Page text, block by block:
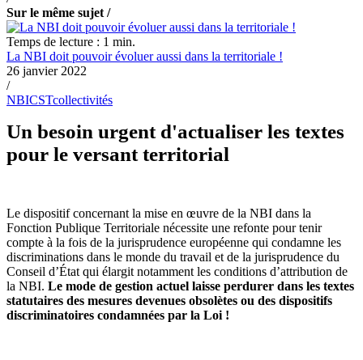
Sur le même sujet /
Temps de lecture : 1 min.
La NBI doit pouvoir évoluer aussi dans la territoriale !
26 janvier 2022
/
NBICSTcollectivités
Un besoin urgent d'actualiser les textes
pour le versant territorial
Le dispositif concernant la mise en œuvre de la NBI dans la
Fonction Publique Territoriale nécessite une refonte pour tenir
compte à la fois de la jurisprudence européenne qui condamne les
discriminations dans le monde du travail et de la jurisprudence du
Conseil d’État qui élargit notamment les conditions d’attribution de
la NBI. Le mode de gestion actuel laisse perdurer dans les textes
statutaires des mesures devenues obsolètes ou des dispositifs
discriminatoires condamnées par la Loi !